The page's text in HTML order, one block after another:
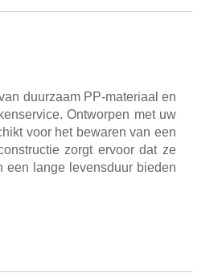
duurzaam PP-materiaal en
Ontworpen met uw
voor het bewaren van een
zorgt ervoor dat ze
een lange levensduur bieden